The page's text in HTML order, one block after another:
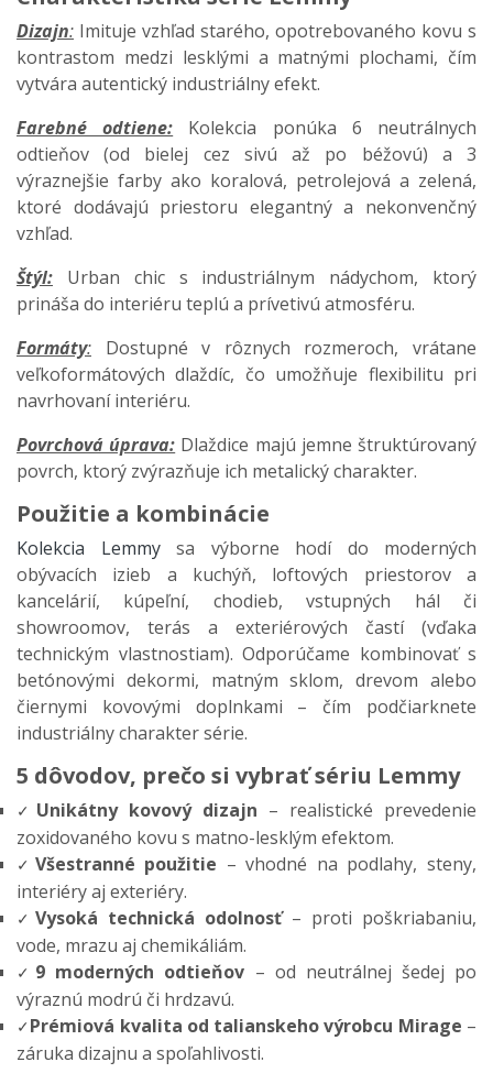
Dizajn: Imituje vzhľad starého, opotrebovaného kovu s
kontrastom medzi lesklými a matnými plochami, čím
vytvára autentický industriálny efekt.​
Farebné odtiene: Kolekcia ponúka 6 neutrálnych
odtieňov (od bielej cez sivú až po béžovú) a 3
výraznejšie farby ako koralová, petrolejová a zelená,
ktoré dodávajú priestoru elegantný a nekonvenčný
vzhľad.​
Štýl: Urban chic s industriálnym nádychom, ktorý
prináša do interiéru teplú a prívetivú atmosféru.​
Formáty: Dostupné v rôznych rozmeroch, vrátane
veľkoformátových dlaždíc, čo umožňuje flexibilitu pri
navrhovaní interiéru.​
Povrchová úprava: Dlaždice majú jemne štruktúrovaný
povrch, ktorý zvýrazňuje ich metalický charakter.​
Použitie a kombinácie
Kolekcia Lemmysa výborne hodí do moderných
obývacích izieb a kuchýň, loftových priestorov a
kancelárií, kúpeľní, chodieb, vstupných hál či
showroomov, terás a exteriérových častí (vďaka
technickým vlastnostiam). Odporúčame kombinovať s
betónovými dekormi, matným sklom, drevom alebo
čiernymi kovovými doplnkami – čím podčiarknete
industriálny charakter série.
5 dôvodov, prečo si vybrať sériu Lemmy
✓ Unikátny kovový dizajn – realistické prevedenie
zoxidovaného kovu s matno-lesklým efektom.
✓ Všestranné použitie – vhodné na podlahy, steny,
interiéry aj exteriéry.
✓ Vysoká technická odolnosť– proti poškriabaniu,
vode, mrazu aj chemikáliám.
✓ 9 moderných odtieňov – od neutrálnej šedej po
výraznú modrú či hrdzavú.
✓Prémiová kvalita od talianskeho výrobcu Mirage –
záruka dizajnu a spoľahlivosti.